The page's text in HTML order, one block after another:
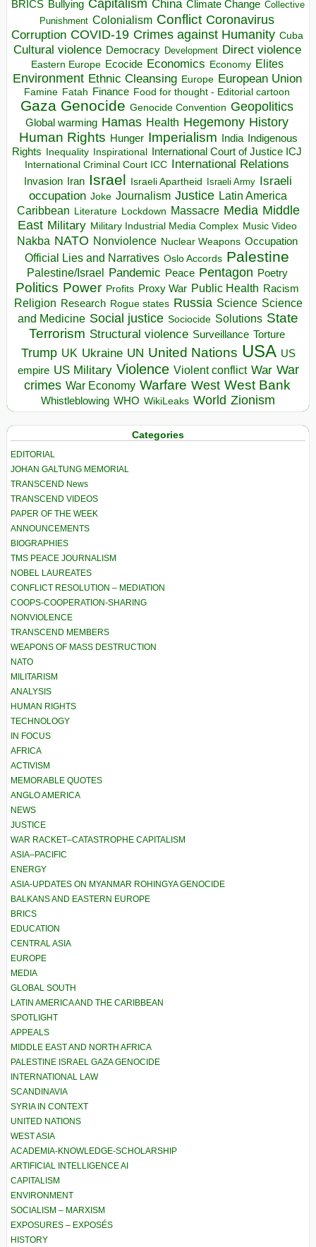
BRICS Bullying Capitalism China Climate Change Collective
Punishment Colonialism Conflict Coronavirus
Corruption COVID-19 Crimes against Humanity Cuba
Cultural violence Democracy Development Direct violence
Eastern Europe Ecocide Economics Economy Elites
Environment Ethnic Cleansing Europe European Union
Famine Fatah Finance Food for thought - Editorial cartoon
Gaza Genocide Genocide Convention Geopolitics
Global warming Hamas Health Hegemony History
Human Rights Hunger Imperialism India Indigenous
Rights
Inequality Inspirational
International Court of Justice ICJ
International Criminal Court ICC
International Relations
Invasion Iran Israel Israeli Apartheid Israeli Army Israeli
occupation Joke Journalism Justice Latin America
Caribbean Literature Lockdown Massacre Media Middle
East Military Military Industrial Media Complex Music Video
Nakba NATO Nonviolence Nuclear Weapons Occupation
Official Lies and Narratives Oslo Accords Palestine
Palestine/Israel Pandemic Peace Pentagon Poetry
Politics Power Profits Proxy War Public Health Racism
Religion Research Rogue states Russia Science Science
and Medicine Social justice Sociocide Solutions State
Terrorism Structural violence Surveillance Torture
Trump UK Ukraine UN United Nations USA US
empire US Military Violence Violent conflict War War
crimes War Economy Warfare West West Bank
Whistleblowing WHO WikiLeaks World Zionism
Categories
EDITORIAL
JOHAN GALTUNG MEMORIAL
TRANSCEND News
TRANSCEND VIDEOS
PAPER OF THE WEEK
ANNOUNCEMENTS
BIOGRAPHIES
TMS PEACE JOURNALISM
NOBEL LAUREATES
CONFLICT RESOLUTION – MEDIATION
COOPS-COOPERATION-SHARING
NONVIOLENCE
TRANSCEND MEMBERS
WEAPONS OF MASS DESTRUCTION
NATO
MILITARISM
ANALYSIS
HUMAN RIGHTS
TECHNOLOGY
IN FOCUS
AFRICA
ACTIVISM
MEMORABLE QUOTES
ANGLO AMERICA
NEWS
JUSTICE
WAR RACKET–CATASTROPHE CAPITALISM
ASIA–PACIFIC
ENERGY
ASIA-UPDATES ON MYANMAR ROHINGYA GENOCIDE
BALKANS AND EASTERN EUROPE
BRICS
EDUCATION
CENTRAL ASIA
EUROPE
MEDIA
GLOBAL SOUTH
LATIN AMERICA AND THE CARIBBEAN
SPOTLIGHT
APPEALS
MIDDLE EAST AND NORTH AFRICA
PALESTINE ISRAEL GAZA GENOCIDE
INTERNATIONAL LAW
SCANDINAVIA
SYRIA IN CONTEXT
UNITED NATIONS
WEST ASIA
ACADEMIA-KNOWLEDGE-SCHOLARSHIP
ARTIFICIAL INTELLIGENCE AI
CAPITALISM
ENVIRONMENT
SOCIALISM – MARXISM
EXPOSURES – EXPOSÉS
HISTORY